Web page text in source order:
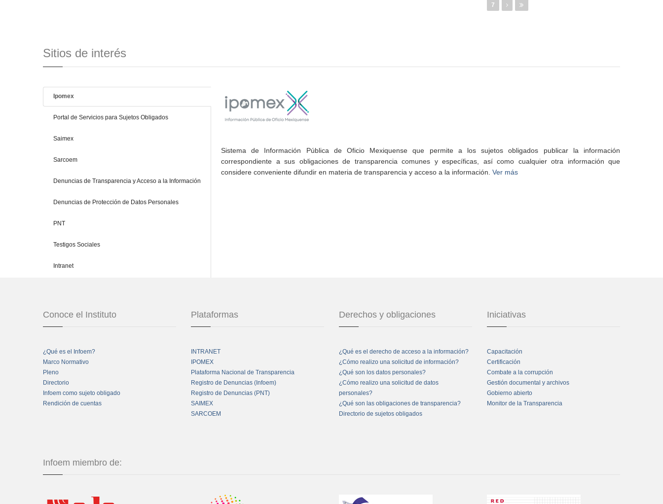
7
Sitios de interés
Ipomex
Portal de Servicios para Sujetos Obligados
Saimex
Sarcoem
Denuncias de Transparencia y Acceso a la Información
Denuncias de Protección de Datos Personales
PNT
Testigos Sociales
Intranet
Sistema de Información Pública de Oficio Mexiquense que permite a los sujetos obligados publicar la información
correspondiente a sus obligaciones de transparencia comunes y específicas, así como cualquier otra información que
considere conveniente difundir en materia de transparencia y acceso a la información. Ver más
Conoce el Instituto
¿Qué es el Infoem?
Marco Normativo
Pleno
Directorio
Infoem como sujeto obligado
Rendición de cuentas
Plataformas
INTRANET
IPOMEX
Plataforma Nacional de Transparencia
Registro de Denuncias (Infoem)
Registro de Denuncias (PNT)
SAIMEX
SARCOEM
Derechos y obligaciones
¿Qué es el derecho de acceso a la información?
¿Cómo realizo una solicitud de información?
¿Qué son los datos personales?
¿Cómo realizo una solicitud de datos
personales?
¿Qué son las obligaciones de transparencia?
Directorio de sujetos obligados
Iniciativas
Capacitación
Certificación
Combate a la corrupción
Gestión documental y archivos
Gobierno abierto
Monitor de la Transparencia
Infoem miembro de: